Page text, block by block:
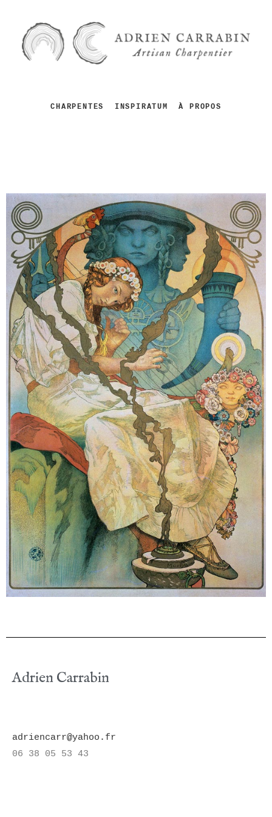
CHARPENTES INSPIRATUM À PROPOS
Adrien Carrabin
adriencarr@yahoo.fr
06 38 05 53 43